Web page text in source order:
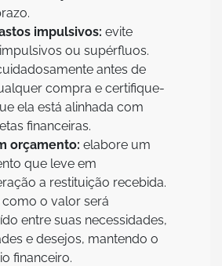
impulsivos: evite
ou supérfluos.
antes de
compra e certifique-
ela está alinhada com
financeiras.
orçamento: elabore um
que leve em
a restituição recebida.
como o valor será
entre suas necessidades,
e desejos, mantendo o
financeiro.